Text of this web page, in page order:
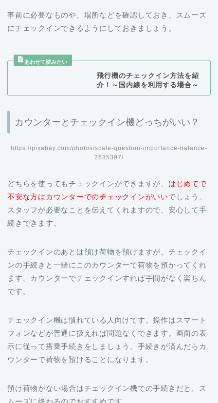
事前に必要なものや、場所などを確認しておき、スムーズ
にチェックインできるようにしておきましょう。
飛行機のチェックイン方法を紹
介！～国内線を利用する場合～
カウンターとチェックイン機どっちがいい？
https://pixabay.com/photos/scale-question-importance-balance-
2635397/
どちらを使ってもチェックインができますが、 はじめてで
不安な方はカウンターでのチェックインがいいでしょう。
スタッフが必要なことを伝えてくれますので、安心して手
続きできます。
チェックインのあとは預け荷物を預けますが、チェックイ
ンの手続きと一緒にこのカウンターで荷物を預かってくれ
ます。カウンターでチェックインすれば手間がなく楽ちん
です。
チェックイン機は慣れている人向けです。操作はスマート
フォンなどが普通に扱えれば問題なくできます。画面の表
示に従って搭乗手続きをしましょう。手続きが済んだらカ
ウンターで荷物を預けることになります。
預け荷物がない場合はチェックイン機での手続きだと、ス
ムーズに終わるのでおすすめです。